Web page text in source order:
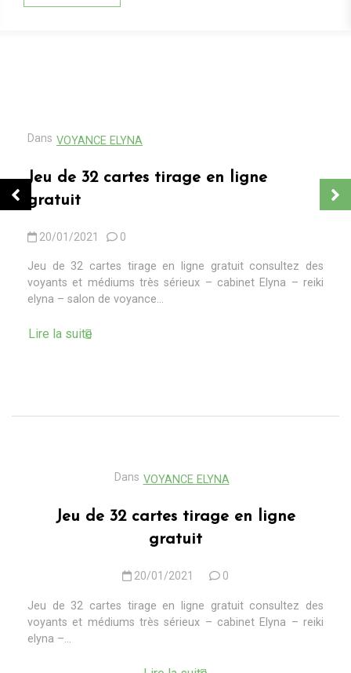
Dans VOYANCE ELYNA
Jeu de 32 cartes tirage en ligne
gratuit
20/01/2021 0
Jeu de 32 cartes tirage en ligne gratuit consultez des
voyants et médiums très sérieux – cabinet Elyna – reiki
elyna – salon de voyance...
Lire la suite
Dans VOYANCE ELYNA
Jeu de 32 cartes tirage en ligne
gratuit
20/01/2021 0
Jeu de 32 cartes tirage en ligne gratuit consultez des
voyants et médiums très sérieux – cabinet Elyna – reiki
elyna –...